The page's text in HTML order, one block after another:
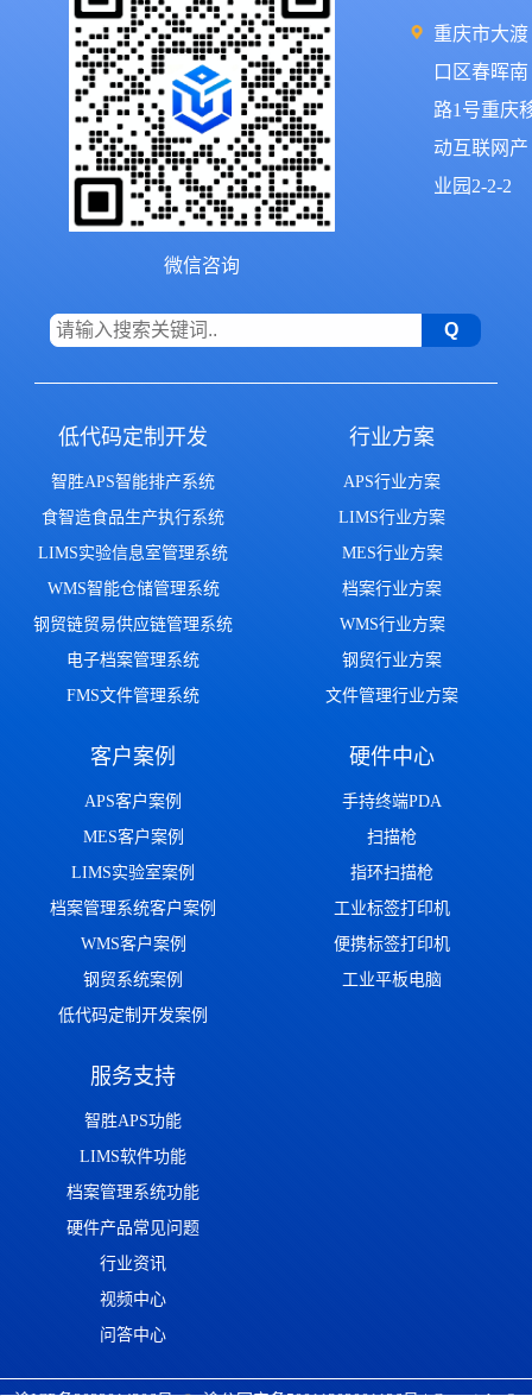
微信咨询
重庆市大渡
口区春晖南
路1号重庆
动互联网产
业园2-2-2
低代码定制开发
智胜APS智能排产系统
食智造食品生产执行系统
LIMS实验信息室管理系统
WMS智能仓储管理系统
钢贸链贸易供应链管理系统
电子档案管理系统
FMS文件管理系统
行业方案
APS行业方案
LIMS行业方案
MES行业方案
档案行业方案
WMS行业方案
钢贸行业方案
文件管理行业方案
客户案例
APS客户案例
MES客户案例
LIMS实验室案例
档案管理系统客户案例
WMS客户案例
钢贸系统案例
低代码定制开发案例
硬件中心
手持终端PDA
扫描枪
指环扫描枪
工业标签打印机
便携标签打印机
工业平板电脑
服务支持
智胜APS功能
LIMS软件功能
档案管理系统功能
硬件产品常见问题
行业资讯
视频中心
问答中心